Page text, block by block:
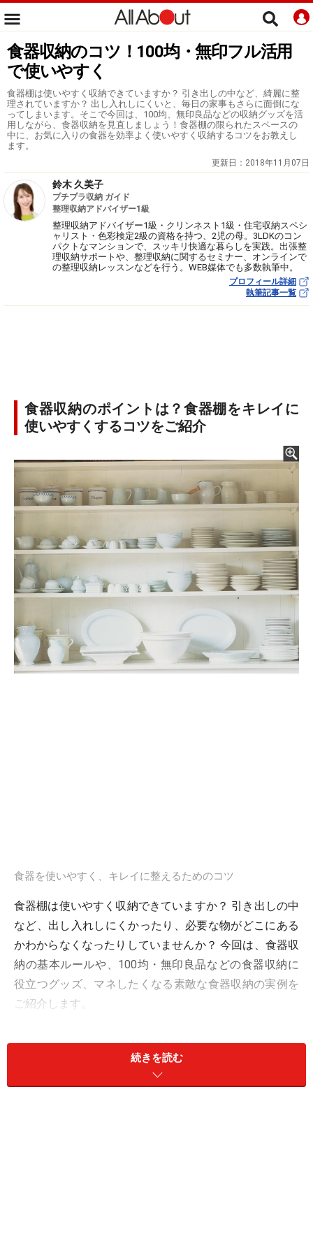
食器収納のコツ！100均・無印フル活用
で使いやすく
食器棚は使いやすく収納できていますか？ 引き出しの中など、綺麗に整
理されていますか？ 出し入れしにくいと、毎日の家事もさらに面倒にな
ってしまいます。そこで今回は、100均、無印良品などの収納グッズを活
用しながら、食器収納を見直しましょう！食器棚の限られたスペースの
中に、お気に入りの食器を効率よく使いやすく収納するコツをお教えし
ます。
更新日： 2018年11月07日
鈴木 久美子
プチプラ収納 ガイド
整理収納アドバイザー1級
整理収納アドバイザー1級・クリンネスト1級・住宅収納スペシ
ャリスト・色彩検定2級の資格を持つ、2児の母。3LDKのコン
パクトなマンションで、スッキリ快適な暮らしを実践。出張整
理収納サポートや、整理収納に関するセミナー、オンラインで
の整理収納レッスンなどを行う。WEB媒体でも多数執筆中。
プロフィール詳細
執筆記事一覧
食器収納のポイントは？食器棚をキレイに
使いやすくするコツをご紹介
食器を使いやすく、キレイに整えるためのコツ
食器棚は使いやすく収納できていますか？ 引き出しの中
など、出し入れしにくかったり、必要な物がどこにある
かわからなくなったりしていませんか？ 今回は、食器収
納の基本ルールや、100均・無印良品などの食器収納に
役立つグッズ、マネしたくなる素敵な食器収納の実例を
ご紹介します。
【INDEX】
食器収納の基本ルール
食器収納グッズ1：ファイルボックス(セリア）
続きを読む